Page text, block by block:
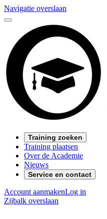
Navigatie overslaan
Training zoeken
Training plaatsen
Over de Academie
Nieuws
Service en contact
Account aanmakenLog in
Zijbalk overslaan